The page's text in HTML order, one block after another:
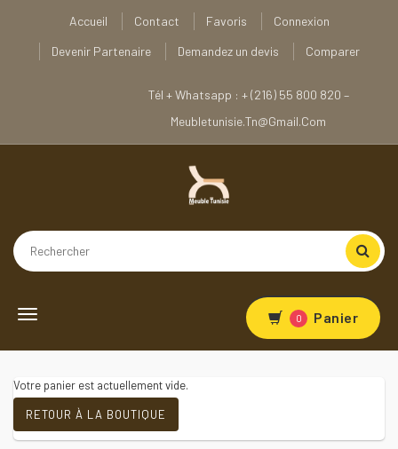
Accueil Contact Favoris
Connexion
Devenir Partenaire
Demandez un devis Comparer
Tél + Whatsapp : + (216) 55 800 820 –
Meubletunisie.tn@gmail.com
Toggle
0 Panier
Votre panier est actuellement vide.
RETOUR À LA BOUTIQUE